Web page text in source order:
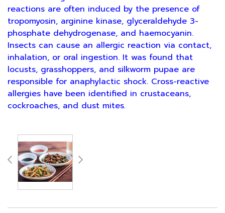
reactions are often induced by the presence of
tropomyosin, arginine kinase, glyceraldehyde 3-
phosphate dehydrogenase, and haemocyanin.
Insects can cause an allergic reaction via contact,
inhalation, or oral ingestion. It was found that
locusts, grasshoppers, and silkworm pupae are
responsible for anaphylactic shock. Cross-reactive
allergies have been identified in crustaceans,
cockroaches, and dust mites.